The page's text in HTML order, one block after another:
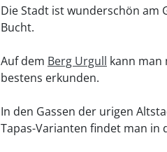
Die Stadt ist wunderschön am
Bucht.
Auf dem Berg Urgull kann man
bestens erkunden.
In den Gassen der urigen
Tapas-Varianten findet man in